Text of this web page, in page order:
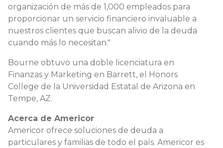
organización de más de 1,000 empleados para
proporcionar un servicio financiero invaluable a
nuestros clientes que buscan alivio de la deuda
cuando más lo necesitan."
Bourne obtuvo una doble licenciatura en
Finanzas y Marketing en Barrett, el Honors
College de la Universidad Estatal de Arizona en
Tempe, AZ.
Acerca de Americor
Americor ofrece soluciones de deuda a
particulares y familias de todo el país. Americor es